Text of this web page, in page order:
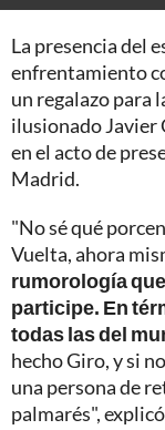
La presencia del
enfrentamiento
un regalazo para
ilusionado Javier
en el acto de
Madrid.
"No sé qué
Vuelta, ahora
rumorología
participe. En
todas las del
hecho Giro, y si
una persona de
palmarés",